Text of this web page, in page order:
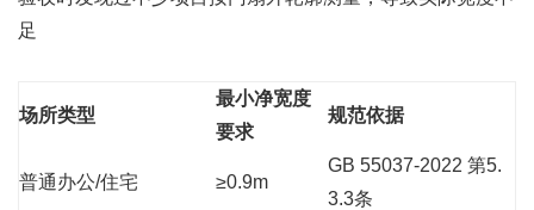
足
场所类型
最小净宽度
要求
规范依据
普通办公/住宅 ≥0.9m
GB 55037-2022 第5.
3.3条